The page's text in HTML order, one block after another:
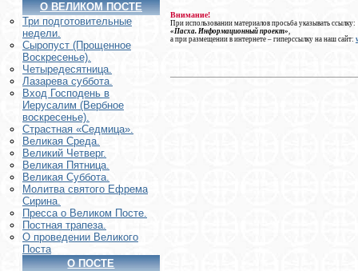
О ВЕЛИКОМ ПОСТЕ
Три подготовительные
недели.
Сыропуст (Прощенное
Воскресенье).
Четыредесятница.
Лазарева суббота.
Вход Господень в
Иерусалим (Вербное
воскресенье).
Страстная «Седмица».
Великая Среда.
Великий Четверг.
Великая Пятница.
Великая Суббота.
Молитва святого Ефрема
Сирина.
Пресса о Великом Посте.
Постная трапеза.
О проведении Великого
Поста
О ПОСТЕ
Внимание!
При использовании материалов просьба указывать ссылку:
«Пасха. Информационный проект»
а при размещении в интернете – гиперссылку на наш сайт: